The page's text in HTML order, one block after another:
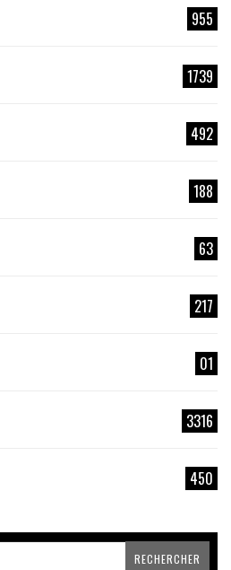
955
1739
492
188
63
217
01
3316
450